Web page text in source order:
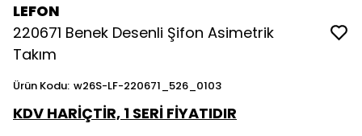
LEFON
220671 Benek Desenli Şifon Asimetrik
Takım
Ürün Kodu: w26S-LF-220671_526_0103
KDV HARİÇTİR, 1 SERİ FİYATIDIR